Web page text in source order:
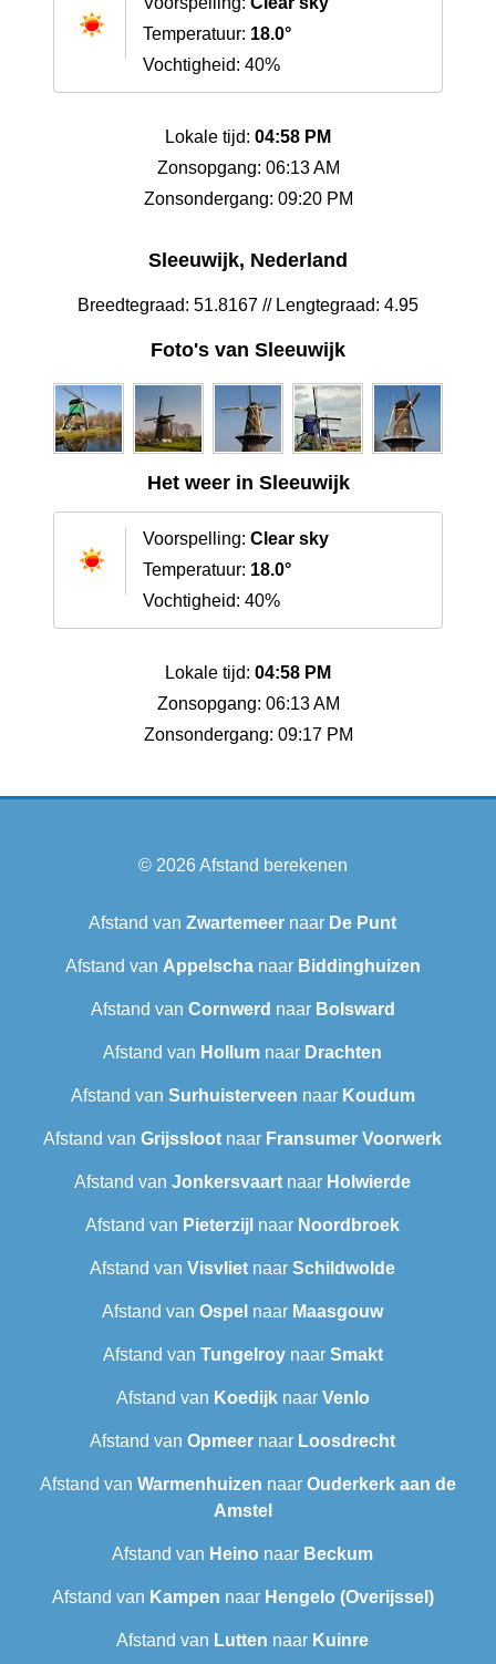
Temperatuur: 18.0°
Vochtigheid: 40%
Lokale tijd: 04:58 PM
Zonsopgang: 06:13 AM
Zonsondergang: 09:20 PM
Sleeuwijk, Nederland
Breedtegraad: 51.8167 // Lengtegraad: 4.95
Foto's van Sleeuwijk
Het weer in Sleeuwijk
Voorspelling: Clear sky
Temperatuur: 18.0°
Vochtigheid: 40%
Lokale tijd: 04:58 PM
Zonsopgang: 06:13 AM
Zonsondergang: 09:17 PM
© 2026Afstand berekenen
Afstand van Zwartemeer naar De Punt
Afstand van Appelschanaar Biddinghuizen
Afstand van Cornwerd naar Bolsward‎
Afstand van Hollum naar Drachten
Afstand van Surhuisterveen naar Koudum
Afstand van Grijssloot naar Fransumer Voorwerk
Afstand van Jonkersvaart naar Holwierde
Afstand van Pieterzijl naar Noordbroek
Afstand van Visvliet naar Schildwolde
Afstand van Ospel naar Maasgouw
Afstand van Tungelroynaar Smakt
Afstand van Koedijknaar Venlo
Afstand van Opmeer naar Loosdrecht
Afstand van Warmenhuizen naar Ouderkerk aan de
Amstel
Afstand van Heino naar Beckum
Afstand van Kampen naar Hengelo (Overijssel)
Afstand van Lutten naar Kuinre